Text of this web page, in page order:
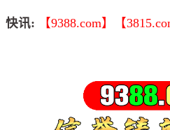
快讯: 【9388.com】【